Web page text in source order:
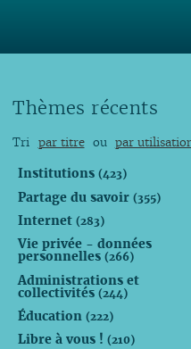
Thèmes récents
Tri par titre ou par
Institutions (423)
Partage du savoir (355)
Internet (283)
Vie privée - données
personnelles (266)
Administrations et
collectivités (244)
Éducation (222)
Libre à vous ! (210)